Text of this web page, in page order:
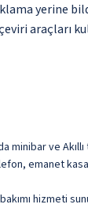
yerine
araçları
minibar ve
emanet
hizmeti